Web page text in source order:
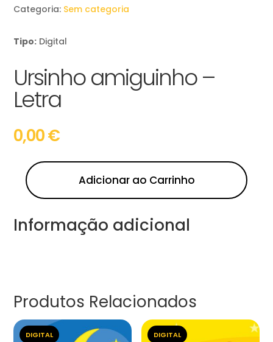
Categoria: Sem categoria
Tipo: Digital
Ursinho amiguinho –
Letra
0,00€
Adicionar ao Carrinho
Informação adicional
Produtos Relacionados
DIGITAL DIGITAL